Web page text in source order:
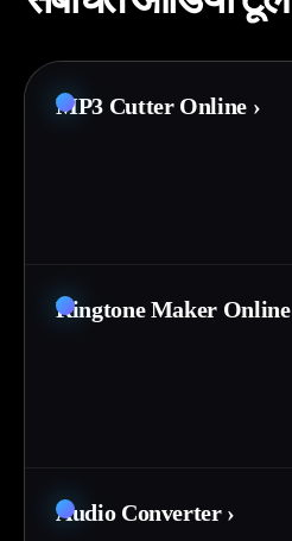
MP3 Cutter Online ›
Ringtone Maker Online
Audio Converter ›